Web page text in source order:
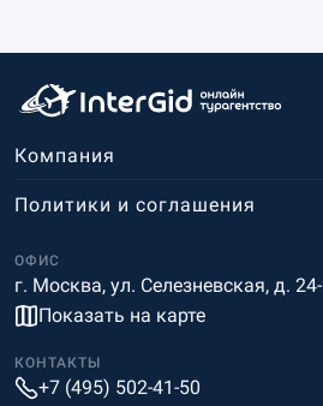
Компания
ОФИС
г. Москва, ул. Селезневская, д.
Показать на карте
Политики и соглашения
КОНТАКТЫ
+7 (495) 502-41-50